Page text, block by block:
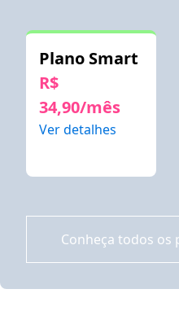
Plano Smart
R$
34,90/mês
Ver detalhes
Conheça todos os